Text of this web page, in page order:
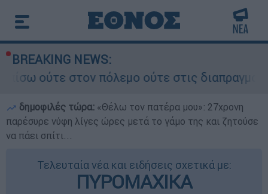
BREAKING NEWS:
ούτε στις διαπραγματεύσεις» - Οι
δημοφιλές τώρα: «Θέλω τον πατέρα μου»: 27χρονη
παρέσυρε νύφη λίγες ώρες μετά το γάμο της και ζητούσε
να πάει σπίτι...
Τελευταία νέα και ειδήσεις σχετικά με:
ΠΥΡΟΜΑΧΙΚΑ